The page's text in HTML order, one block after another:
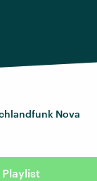
Nova
Playlist